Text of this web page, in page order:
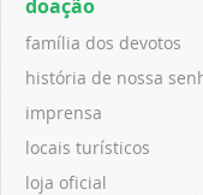
doação
família dos devotos
história de nossa
imprensa
locais turísticos
loja oficial